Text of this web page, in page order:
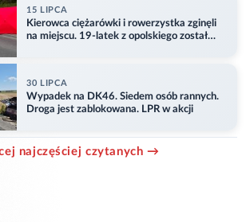
15 LIPCA
Kierowca ciężarówki i rowerzystka zginęli
na miejscu. 19-latek z opolskiego został
30 LIPCA
Wypadek na DK46. Siedem osób rannych.
Droga jest zablokowana. LPR w akcji
najczęściej czytanych →